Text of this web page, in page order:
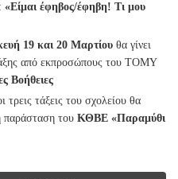
«Είμαι έφηβος/έφηβη! Τι μου
19 και 20 Μαρτίου θα γίνει
από εκπροσώπους του ΤΟΜΥ
Βοήθειες
τρεις τάξεις του σχολείου θα
παράσταση του ΚΘΒΕ «Παραμύθι